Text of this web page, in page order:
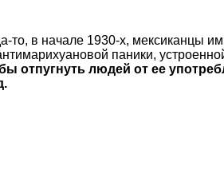
то, в начале 1930-х, мексиканцы
паники,
отпугнуть людей от ее